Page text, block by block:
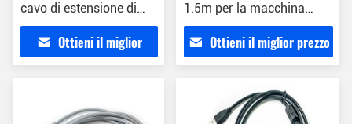
cavo di estensione di
USB 2.0 di 16FT
Ottieni il miglior
1.5m per la macchina
fotografica del MP3
dell'automobile del
webcam del radiatore
Ottieni il miglior prezzo